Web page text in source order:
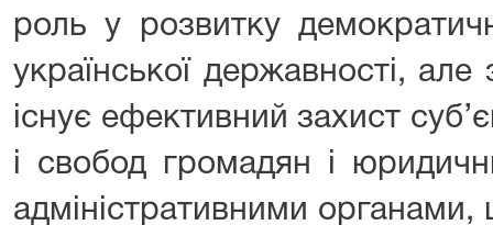
роль у розвитку
української державності,
існує ефективний захист
і свобод громадян і
адміністративними